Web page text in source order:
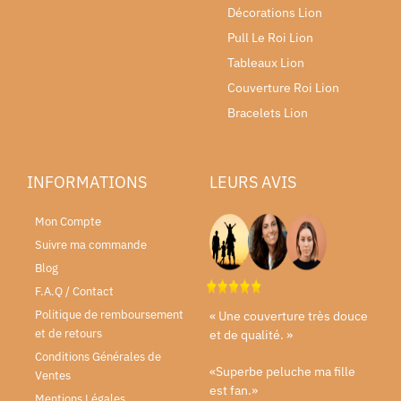
Décorations Lion
Pull Le Roi Lion
Tableaux Lion
Couverture Roi Lion
Bracelets Lion
INFORMATIONS
Mon Compte
Suivre ma commande
Blog
F.A.Q / Contact
Politique de remboursement
et de retours
Conditions Générales de
Ventes
LEURS AVIS
« Une couverture très douce
et de qualité. »
«Superbe peluche ma fille
est fan.»